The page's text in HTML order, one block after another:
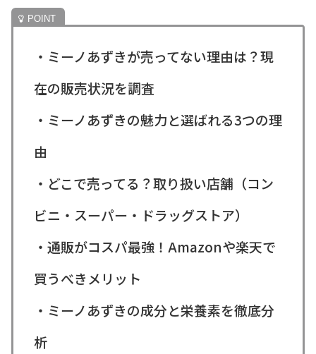
・ミーノあずきが売ってない理由は？現
在の販売状況を調査
・ミーノあずきの魅力と選ばれる3つの理
由
・どこで売ってる？取り扱い店舗（コン
ビニ・スーパー・ドラッグストア）
・通販がコスパ最強！Amazonや楽天で
買うべきメリット
・ミーノあずきの成分と栄養素を徹底分
析